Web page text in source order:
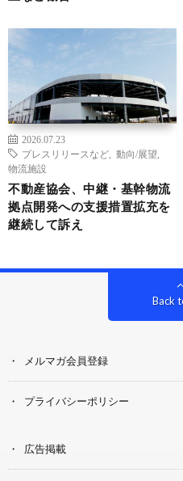
2026.07.23
プレスリリースなど
動向/展望
物流施設
不動産協会、中継・基幹物流
拠点開発への支援措置拡充を
継続して訴え
Back
メルマガ会員登録
プライバシーポリシー
広告掲載